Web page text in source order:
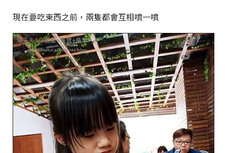
現在要吃東西之前，兩隻都會互相噴一噴